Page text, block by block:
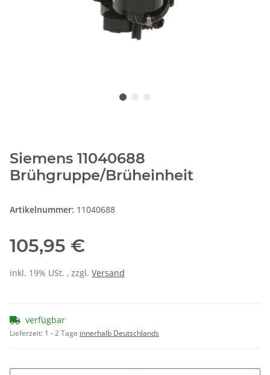
Siemens 11040688
Brühgruppe/Brüheinheit
Artikelnummer: 11040688
105,95 €
inkl. 19% USt. , zzgl. Versand
verfügbar
Lieferzeit: 1 - 2 Tage innerhalb Deutschlands